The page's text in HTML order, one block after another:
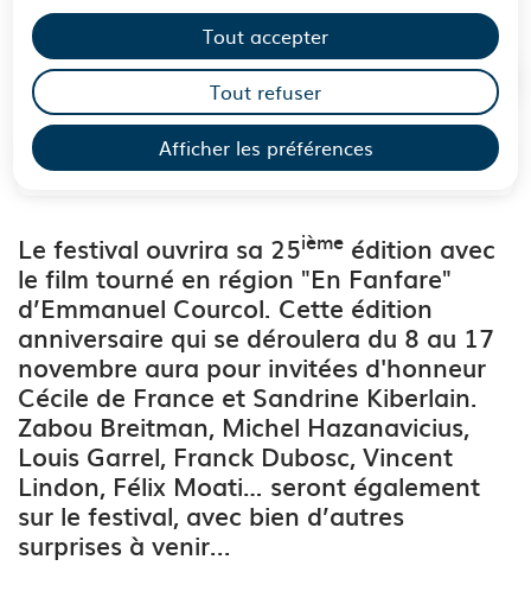
Afficher les préférences
Tout accepter
Tout refuser
Sommaire
Le festival ouvrira sa 25ième édition avec
le film tourné en région "En Fanfare"
d’Emmanuel Courcol. Cette édition
anniversaire qui se déroulera du 8 au 17
novembre aura pour invitées d'honneur
Cécile de France et Sandrine Kiberlain.
Zabou Breitman, Michel Hazanavicius,
Louis Garrel, Franck Dubosc, Vincent
Lindon, Félix Moati… seront également
sur le festival, avec bien d’autres
surprises à venir...